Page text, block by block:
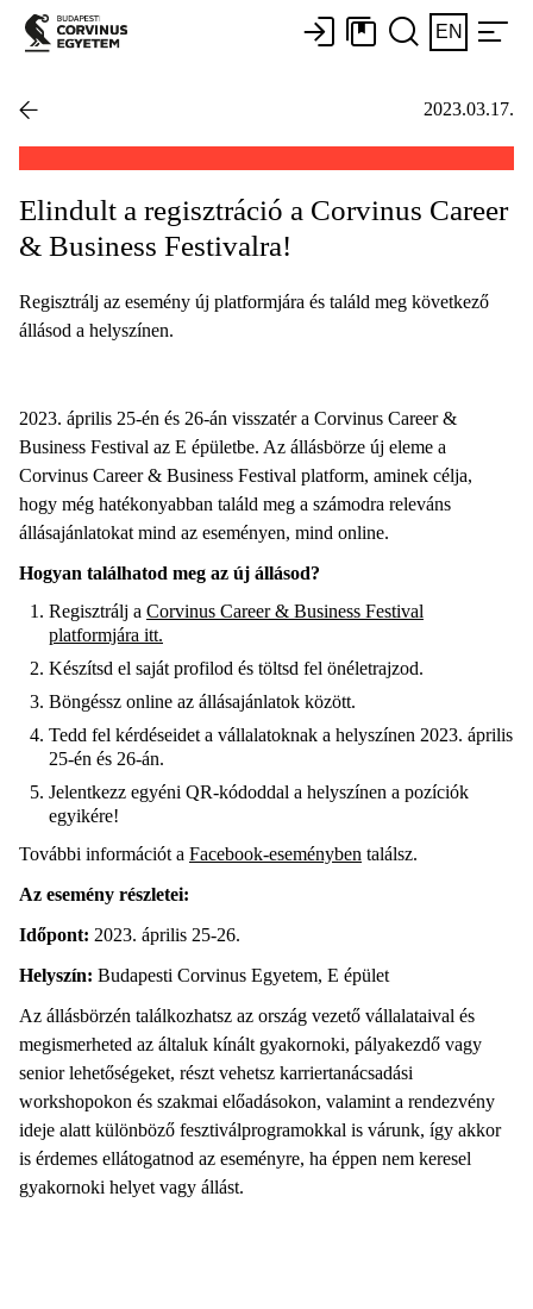
EN
2023.03.17.
Elindult a regisztráció a Corvinus Career
& Business Festivalra!
Regisztrálj az esemény új platformjára és találd meg következő
állásod a helyszínen.
2023. április 25-én és 26-án visszatér a Corvinus Career &
Business Festival az E épületbe. Az állásbörze új eleme a
Corvinus Career & Business Festival platform, aminek célja,
hogy még hatékonyabban találd meg a számodra releváns
állásajánlatokat mind az eseményen, mind online.
Hogyan találhatod meg az új állásod?
Regisztrálj a Corvinus Career & Business Festival
platformjára itt.
Készítsd el saját profilod és töltsd fel önéletrajzod.
Böngéssz online az állásajánlatok között.
Tedd fel kérdéseidet a vállalatoknak a helyszínen 2023. április
25-én és 26-án.
Jelentkezz egyéni QR-kódoddal a helyszínen a pozíciók
egyikére!
További információt a Facebook-eseményben találsz.
Az esemény részletei:
Időpont: 2023. április 25-26.
Helyszín: Budapesti Corvinus Egyetem, E épület
Az állásbörzén találkozhatsz az ország vezető vállalataival és
megismerheted az általuk kínált gyakornoki, pályakezdő vagy
senior lehetőségeket, részt vehetsz karriertanácsadási
workshopokon és szakmai előadásokon, valamint a rendezvény
ideje alatt különböző fesztiválprogramokkal is várunk, így akkor
is érdemes ellátogatnod az eseményre, ha éppen nem keresel
gyakornoki helyet vagy állást.